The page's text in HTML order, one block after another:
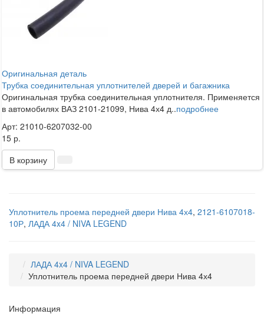
Оригинальная деталь
Трубка соединительная уплотнителей дверей и багажника
Оригинальная трубка соединительная уплотнителя. Применяется
в автомобилях ВАЗ 2101-21099, Нива 4х4 д..подробнее
Арт: 21010-6207032-00
15 р.
В корзину
Уплотнитель проема передней двери Нива 4х4, 2121-6107018-
10Р, ЛАДА 4x4 / NIVA LEGEND
ЛАДА 4x4 / NIVA LEGEND
Уплотнитель проема передней двери Нива 4х4
Информация